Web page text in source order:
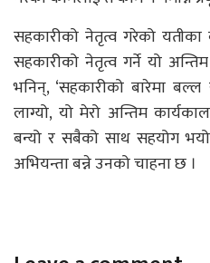
सहकारीको नेतृत्व गरेको यतीका
सहकारीको नेतृत्व गर्ने यो
भनिन्, ‘सहकारीको बारेमा
लाग्यो, यो मेरो अन्तिम
बन्यो र सबैको साथ सहयोग
अभियन्ता बन्ने उनको चाहना छ ।